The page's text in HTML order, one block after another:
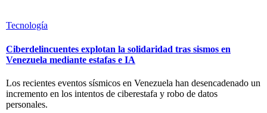
Tecnología
Ciberdelincuentes explotan la solidaridad tras sismos en
Venezuela mediante estafas e IA
Los recientes eventos sísmicos en Venezuela han desencadenado un
incremento en los intentos de ciberestafa y robo de datos
personales.